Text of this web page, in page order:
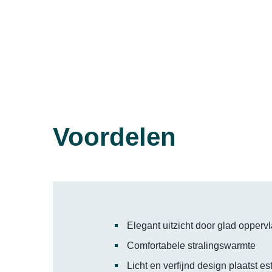
Voordelen
Elegant uitzicht door glad
Comfortabele stralingswarmte
Licht en verfijnd design plaatst